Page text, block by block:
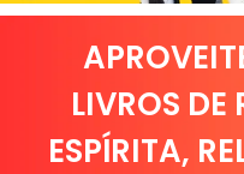
LIVROS DE
ESPÍRITA,